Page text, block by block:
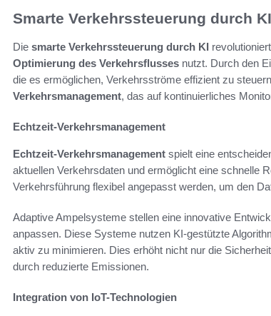
Smarte Verkehrssteuerung durch KI
Die smarte Verkehrssteuerung durch KI
Optimierung des Verkehrsflusses nutzt. Durch den
die es ermöglichen, Verkehrsströme effizient zu
Verkehrsmanagement, das auf kontinuierliches
Echtzeit-Verkehrsmanagement
Echtzeit-Verkehrsmanagement spielt eine
aktuellen Verkehrsdaten und ermöglicht eine schnelle
Verkehrsführung flexibel angepasst werden, um den
Adaptive Ampelsysteme stellen eine innovative
anpassen. Diese Systeme nutzen KI-gestützte
aktiv zu minimieren. Dies erhöht nicht nur die
durch reduzierte Emissionen.
Integration von IoT-Technologien